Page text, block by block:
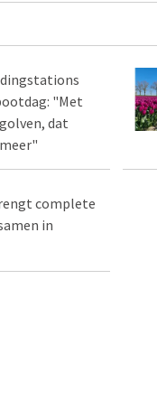
"Met
dat
complete
in